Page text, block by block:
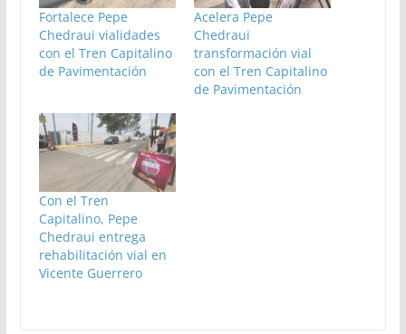
Fortalece Pepe
Chedraui vialidades
con el Tren Capitalino
de Pavimentación
Acelera Pepe
Chedraui
transformación vial
con el Tren Capitalino
de Pavimentación
Con el Tren
Capitalino, Pepe
Chedraui entrega
rehabilitación vial en
Vicente Guerrero